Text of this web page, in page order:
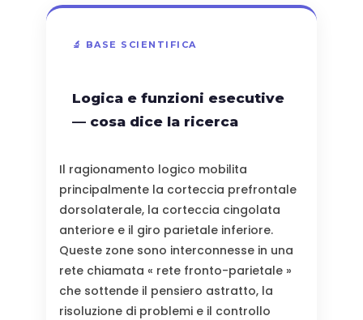
🔬 BASE SCIENTIFICA
Logica e funzioni esecutive
— cosa dice la ricerca
Il ragionamento logico mobilita
principalmente la corteccia prefrontale
dorsolaterale, la corteccia cingolata
anteriore e il giro parietale inferiore.
Queste zone sono interconnesse in una
rete chiamata « rete fronto-parietale »
che sottende il pensiero astratto, la
risoluzione di problemi e il controllo